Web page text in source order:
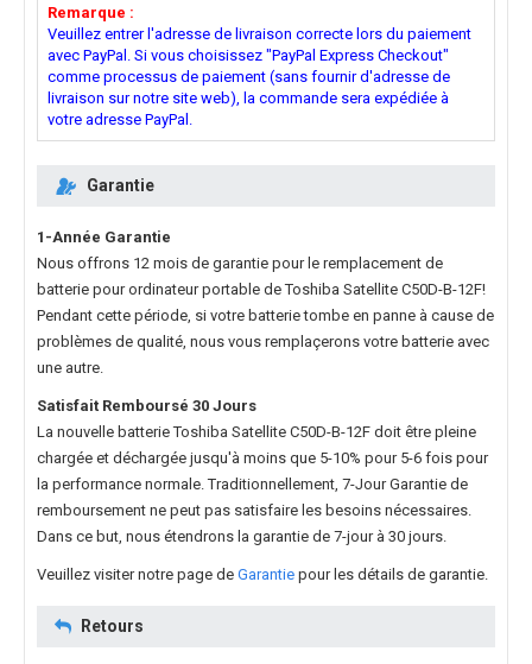
Remarque :
Veuillez entrer l'adresse de livraison correcte lors du paiement
avec PayPal. Si vous choisissez "PayPal Express Checkout"
comme processus de paiement (sans fournir d'adresse de
livraison sur notre site web), la commande sera expédiée à
votre adresse PayPal.
Garantie
1-Année Garantie
Nous offrons 12 mois de garantie pour le remplacement de
batterie pour ordinateur portable de Toshiba Satellite C50D-B-12F!
Pendant cette période, si votre batterie tombe en panne à cause de
problèmes de qualité, nous vous remplaçerons votre batterie avec
une autre.
Satisfait Remboursé 30 Jours
La nouvelle batterie Toshiba Satellite C50D-B-12F doit être pleine
chargée et déchargée jusqu'à moins que 5-10% pour 5-6 fois pour
la performance normale. Traditionnellement, 7-Jour Garantie de
remboursement ne peut pas satisfaire les besoins nécessaires.
Dans ce but, nous étendrons la garantie de 7-jour à 30 jours.
Veuillez visiter notre page de Garantie pour les détails de garantie.
Retours